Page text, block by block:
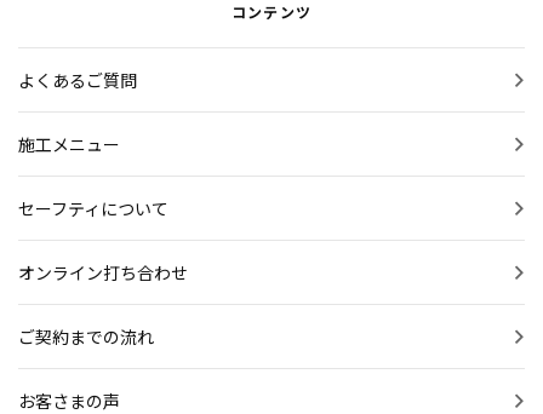
コンテンツ
よくあるご質問
施工メニュー
セーフティについて
オンライン打ち合わせ
ご契約までの流れ
お客さまの声